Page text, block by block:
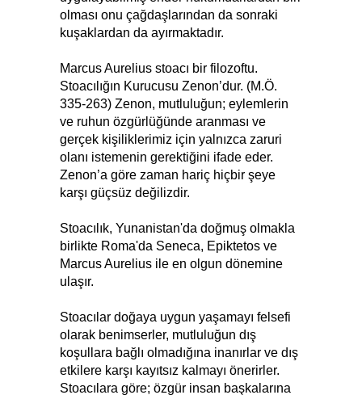
olması onu çağdaşlarından da sonraki
kuşaklardan da ayırmaktadır.
Marcus Aurelius stoacı bir filozoftu.
Stoacılığın Kurucusu Zenon’dur. (M.Ö.
335-263) Zenon, mutluluğun; eylemlerin
ve ruhun özgürlüğünde aranması ve
gerçek kişiliklerimiz için yalnızca zaruri
olanı istemenin gerektiğini ifade eder.
Zenon’a göre zaman hariç hiçbir şeye
karşı güçsüz değilizdir.
Stoacılık, Yunanistan'da doğmuş olmakla
birlikte Roma'da Seneca, Epiktetos ve
Marcus Aurelius ile en olgun dönemine
ulaşır.
Stoacılar doğaya uygun yaşamayı felsefi
olarak benimserler, mutluluğun dış
koşullara bağlı olmadığına inanırlar ve dış
etkilere karşı kayıtsız kalmayı önerirler.
Stoacılara göre; özgür insan başkalarına